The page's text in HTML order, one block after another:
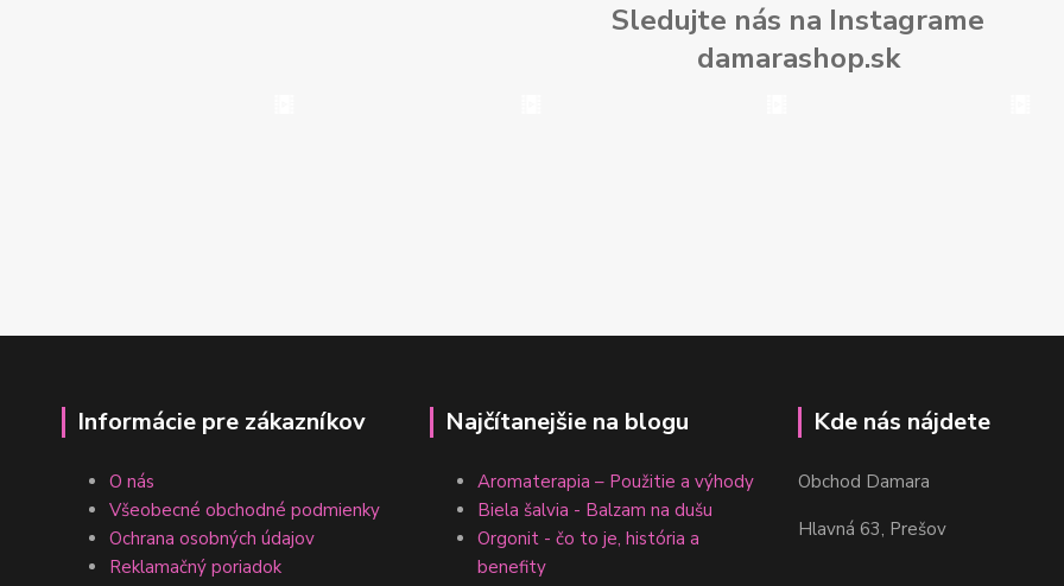
Sledujte nás na Instagrame
damarashop.sk
Informácie pre zákazníkov
O nás
Všeobecné obchodné podmienky
Ochrana osobných údajov
Reklamačný poriadok
Najčítanejšie na blogu
Aromaterapia – Použitie a výhody
Biela šalvia - Balzam na dušu
Orgonit - čo to je, história a
benefity
Kde nás nájdete
Obchod Damara
Hlavná 63, Prešov